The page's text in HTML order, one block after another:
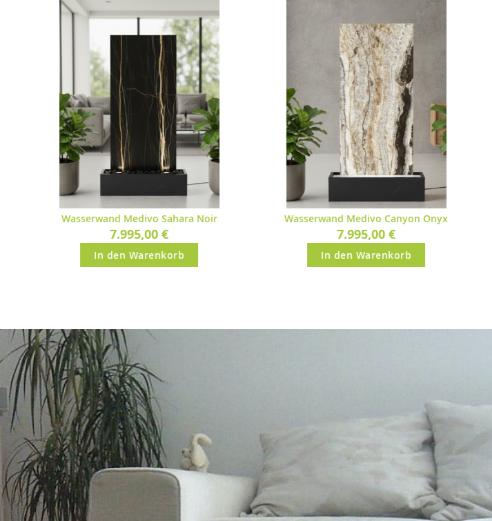
Wasserwand Medivo Canyon Onyx
7.995,00 €
In den Warenkorb
Wasserwand Medivo Belvedere
6.995,00 €
In den Warenkorb